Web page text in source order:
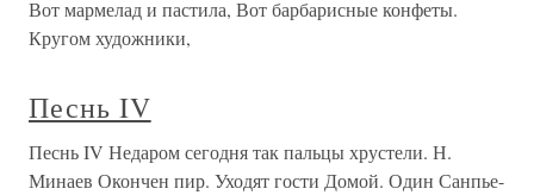
Вот мармелад и пастила, Вот барбарисные конфеты.
Кругом художники,
Песнь IV
Песнь IV Недаром сегодня так пальцы хрустели. Н.
Минаев Окончен пир. Уходят гости Домой. Один Санпье-